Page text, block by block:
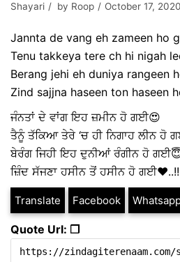
Shayari
by Roop October 17, 2020
Jannta de vang eh zameen ho
Tenu takkeya tere ch hi nigah
Berang jehi eh duniya rangeen
Zind sajjna haseen ton haseen
ਜੰਨਤਾਂ ਦੇ ਵਾਂਗ ਇਹ ਜ਼ਮੀਨ ਹੋ ਗਈ😍
ਤੈਨੂੰ ਤੱਕਿਆ ਤੇਰੇ ‘ਚ ਹੀ ਨਿਗਾਹ ਲੀਨ ਹੋ
ਬੇਰੰਗ ਜਿਹੀ ਇਹ ਦੁਨੀਆਂ ਰੰਗੀਨ ਹੋ
ਜ਼ਿੰਦ ਸੱਜਣਾ ਹਸੀਨ ਤੋਂ ਹਸੀਨ ਹੋ ਗਈ❤️..!!
Translate Facebook
Quote Url: ❐